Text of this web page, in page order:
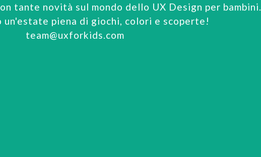
tante novità sul mondo dello UX Design per bambini.
un'estate piena di giochi, colori e scoperte!
team@uxforkids.com